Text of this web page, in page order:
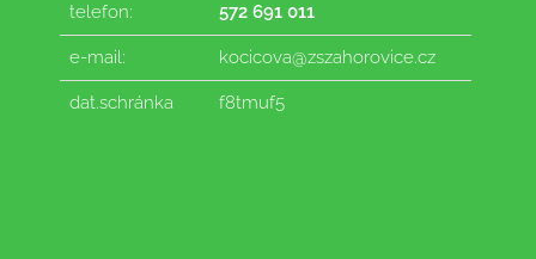
telefon: 572 691 011
e-mail: kocicova@zszahorovice.cz
dat.schránka f8tmuf5